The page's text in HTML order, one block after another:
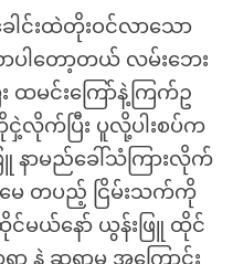
ါင်းထဲတိုးဝင်လာသော
ါတော့တယ် လမ်းဘေး
မင်းကြော်နဲ့ကြက်ဥ
ငှဲ့လိုက်ပြီး ပူလို့ပါးစပ်က
နာမည်ခေါ်သံကြားလိုက်
တပည့် ငြိမ်းသက်ကို
မယ်နော် ယွန်းဖြူ ထိုင်
နဲ့ ဆရာမ အကြောင်း